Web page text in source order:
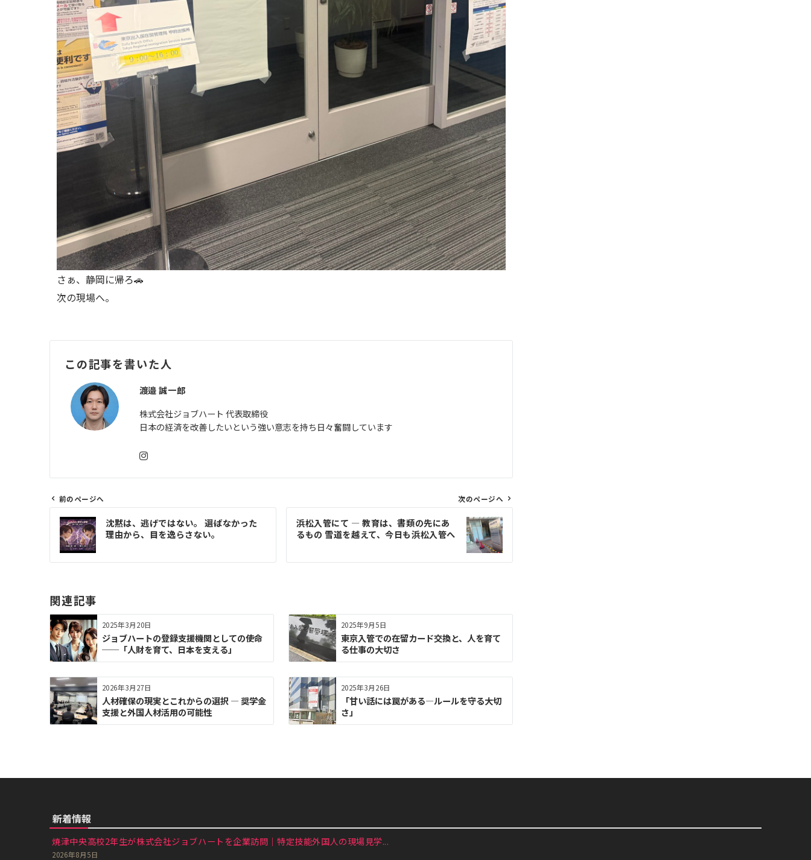
さぁ、静岡に帰ろ🚗
次の現場へ。
この記事を書いた人
渡邉 誠一郎
株式会社ジョブハート 代表取締役
日本の経済を改善したいという強い意志を持ち日々奮闘しています
ビ
シ
ョ
ン
前のページへ
沈黙は、逃げではない。 ――選ばなかった
理由から、目を逸らさない。
次のページへ
浜松入管にて ― 教育は、書類の先にあ
るもの 雪道を越えて、今日も浜松入管へ
関連記事
2025年3月20日
ジョブハートの登録支援機関としての使命
──「人財を育て、日本を支える」
2025年9月5日
東京入管での在留カード交換と、人を育て
る仕事の大切さ
2026年3月27日
人材確保の現実とこれからの選択 ― 奨学金
支援と外国人材活用の可能性
2025年3月26日
「甘い話には罠がある—ルールを守る大切
さ」
新着情報
焼津中央高校2年生が株式会社ジョブハートを企業訪問｜特定技能外国人の現場見学...
2026年8月5日